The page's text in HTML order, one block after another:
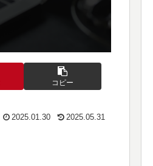
コピー
2025.01.30 2025.05.31